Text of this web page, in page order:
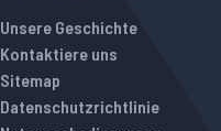
Unsere Geschichte
Kontaktiere uns
Sitemap
Datenschutzrichtlinie